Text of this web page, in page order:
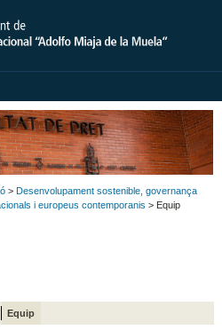
> Desenvolupament sostenible, governança
i europeus contemporanis > Equip
Equip